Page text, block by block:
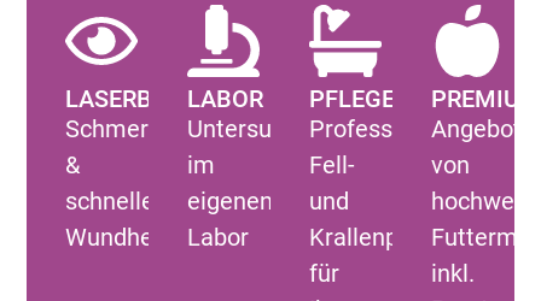
LASERBEHANDLUNG
Schmerzlinderung
&
schnellere
Wundheilung
LABOR
Untersuchungen
im
eigenen
Labor
PFLEGE
Professionelle
Fell-
und
Krallenpflege
für
Angebot
von
inkl.